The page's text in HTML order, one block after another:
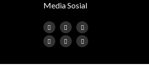
Media Sosial